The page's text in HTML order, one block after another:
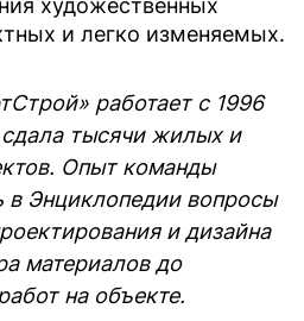
художественных
и легко изменяемых.
работает с 1996
сдала тысячи жилых и
Опыт команды
в Энциклопедии вопросы
и дизайна
материалов до
на объекте.